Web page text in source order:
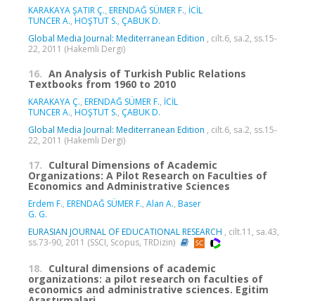
KARAKAYA ŞATIR Ç., ERENDAĞ SÜMER F., İCİL
TUNCER A., HOŞTUT S., ÇABUK D.
Global Media Journal: Mediterranean Edition , cilt.6, sa.2, ss.15-
22, 2011 (Hakemli Dergi)
16. An Analysis of Turkish Public Relations
Textbooks from 1960 to 2010
KARAKAYA Ç., ERENDAĞ SÜMER F., İCİL
TUNCER A., HOŞTUT S., ÇABUK D.
Global Media Journal: Mediterranean Edition , cilt.6, sa.2, ss.15-
22, 2011 (Hakemli Dergi)
17. Cultural Dimensions of Academic
Organizations: A Pilot Research on Faculties of
Economics and Administrative Sciences
Erdem F., ERENDAĞ SÜMER F., Alan A., Baser
G. G.
EURASIAN JOURNAL OF EDUCATIONAL RESEARCH , cilt.11, sa.43,
ss.73-90, 2011 (SSCI, Scopus, TRDizin)
18. Cultural dimensions of academic
organizations: a pilot research on faculties of
economics and administrative sciences. Egitim